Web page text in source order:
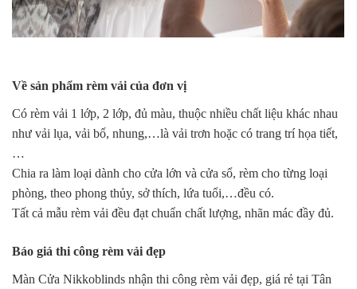
Về sản phẩm rèm vải của đơn vị
Có rèm vải 1 lớp, 2 lớp, đủ màu, thuộc nhiều chất liệu khác nhau
như vải lụa, vải bố, nhung,…là vải trơn hoặc có trang trí họa tiết,
…
Chia ra làm loại dành cho cửa lớn và cửa sổ, rèm cho từng loại
phòng, theo phong thủy, sở thích, lứa tuổi,…đều có.
Tất cả mẫu rèm vải đều đạt chuẩn chất lượng, nhãn mác đầy đủ.
Báo giá thi công rèm vải đẹp
Màn Cửa Nikkoblinds nhận thi công rèm vải đẹp, giá rẻ tại Tân